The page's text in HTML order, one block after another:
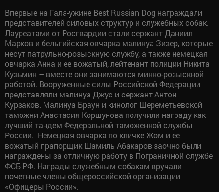
Впервые на Гала-ужине Best Russian Dog награждали
представителей силовых структур и служебных собак.
Лауреатами от Росгвардии стали сержант Даниил
Марков и бельгийская овчарка малинуа Зизер, которые
несут патрульно-розыскную службу, а также немецкая
овчарка Анна и ее вожатый, лейтенант полиции Никита
Кузьмин – вместе они занимаются минно-розыскной
работой. Вооруженные силы Российской Федерации
представляли малинуа Джус и сержант Антон
Курзаков. Малинуа Браун и кинолог Шереметьевской
таможни Анастасия Коршунова получили награду как
лучший тандем Федеральной таможенной службы
России. Немецкая овчарка по кличке Жом и ее
вожатый прапорщик Шамиль Абакаров заочно были
награждены за отличную работу в Пограничной службе
ФСБ РФ. Награды служебным собакам вручали
почетные члены общероссийской организации
«Офицеры России».